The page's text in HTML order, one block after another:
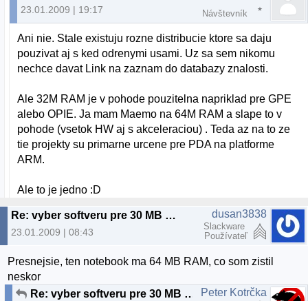
23.01.2009 | 19:17 Návštevník
Ani nie. Stale existuju rozne distribucie ktore sa daju
pouzivat aj s ked odrenymi usami. Uz sa sem nikomu
nechce davat Link na zaznam do databazy znalosti.
Ale 32M RAM je v pohode pouzitelna napriklad pre GPE
alebo OPIE. Ja mam Maemo na 64M RAM a slape to v
pohode (vsetok HW aj s akceleraciou) . Teda az na to ze
tie projekty su primarne urcene pre PDA na platforme
ARM.
Ale to je jedno :D
Re: vyber softveru pre 30 MB RAM a 3 GB HDD
23.01.2009 | 08:43
dusan3838
Slackware
Používateľ
Presnejsie, ten notebook ma 64 MB RAM, co som zistil
neskor
Re: vyber softveru pre 30 MB RAM a 3 GB HDD
Peter Kotrčka